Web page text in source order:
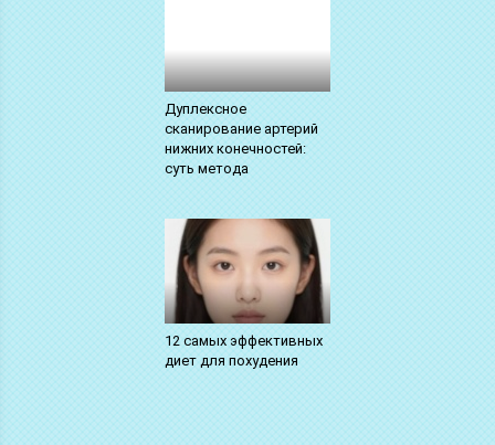
Дуплексное
сканирование артерий
нижних конечностей:
суть метода
12 самых эффективных
диет для похудения